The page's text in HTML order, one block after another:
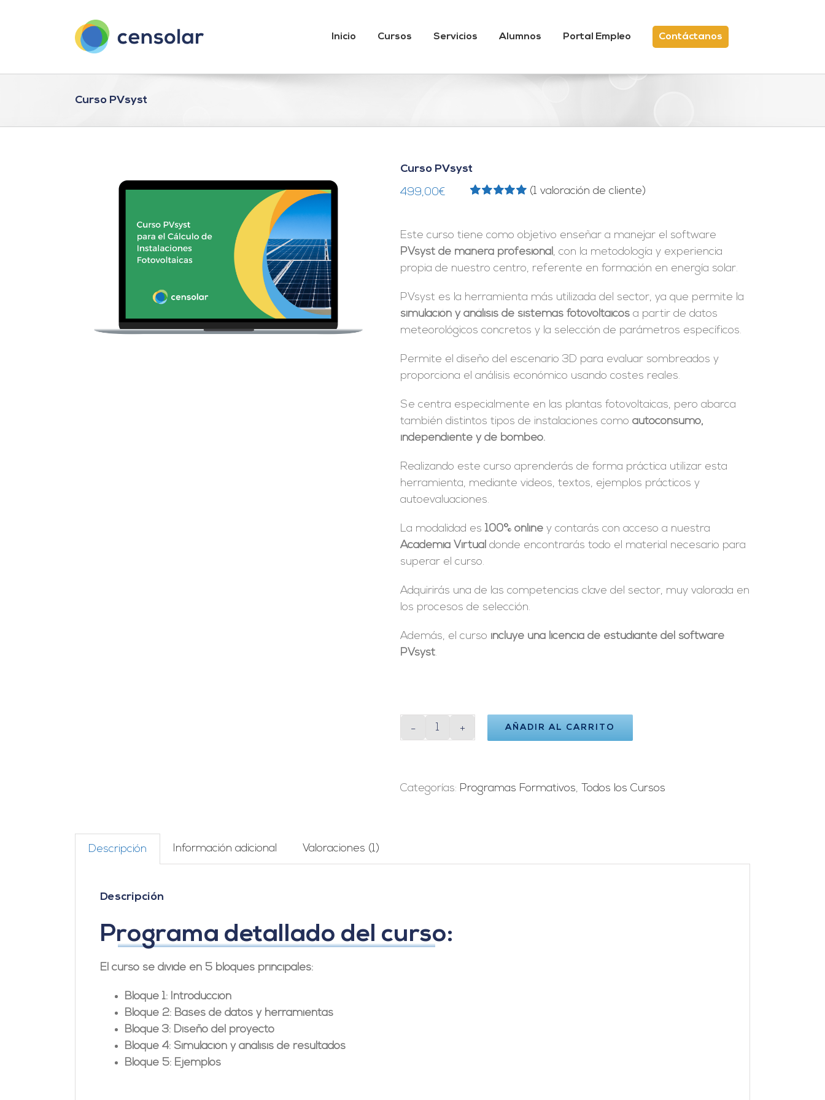
Inicio Cursos Servicios Alumnos Portal Empleo Contáctanos
Curso PVsyst
Curso PVsyst
499,00€
valoración
de un cliente
(1 valoración de cliente)
Este curso tiene como objetivo enseñar a manejar el software
PVsyst de manera profesional, con la metodología y experiencia
propia de nuestro centro, referente en formación en energía solar.
PVsyst es la herramienta más utilizada del sector, ya que permite la
simulación y análisis de sistemas fotovoltaicos a partir de datos
meteorológicos concretos y la selección de parámetros específicos.
Permite el diseño del escenario 3D para evaluar sombreados y
proporciona el análisis económico usando costes reales.
Se centra especialmente en las plantas fotovoltaicas, pero abarca
también distintos tipos de instalaciones como autoconsumo,
independiente y de bombeo.
Realizando este curso aprenderás de forma práctica utilizar esta
herramienta, mediante videos, textos, ejemplos prácticos y
autoevaluaciones.
La modalidad es 100% online y contarás con acceso a nuestra
Academia Virtual donde encontrarás todo el material necesario para
superar el curso.
Adquirirás una de las competencias clave del sector, muy valorada en
los procesos de selección.
Además, el curso incluye una licencia de estudiante del software
PVsyst.
AÑADIR AL CARRITO
Categorías: Programas Formativos, Todos los Cursos
Descripción Información adicional Valoraciones (1)
Descripción
Programa detallado del curso:
El curso se divide en 5 bloques principales:
Bloque 1: Introducción
Bloque 2: Bases de datos y herramientas
Bloque 3: Diseño del proyecto
Bloque 4: Simulación y análisis de resultados
Bloque 5: Ejemplos